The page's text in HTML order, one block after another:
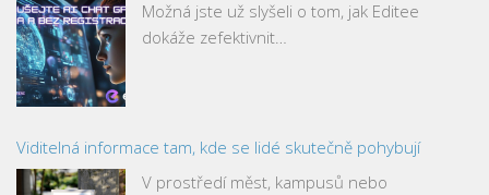
Možná jste už slyšeli o tom, jak Editee
dokáže zefektivnit…
Viditelná informace tam, kde se lidé skutečně pohybují
V prostředí měst, kampusů nebo